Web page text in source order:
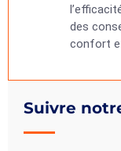
Suivre
des
confort